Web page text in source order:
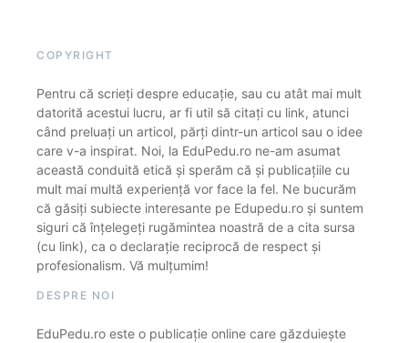
COPYRIGHT
Pentru că scrieți despre educație, sau cu atât mai mult
datorită acestui lucru, ar fi util să citați cu link, atunci
când preluați un articol, părți dintr-un articol sau o idee
care v-a inspirat. Noi, la EduPedu.ro ne-am asumat
această conduită etică și sperăm că și publicațiile cu
mult mai multă experiență vor face la fel. Ne bucurăm
că găsiți subiecte interesante pe Edupedu.ro și suntem
siguri că înțelegeți rugămintea noastră de a cita sursa
(cu link), ca o declarație reciprocă de respect și
profesionalism. Vă mulțumim!
DESPRE NOI
EduPedu.ro este o publicație online care găzduiește